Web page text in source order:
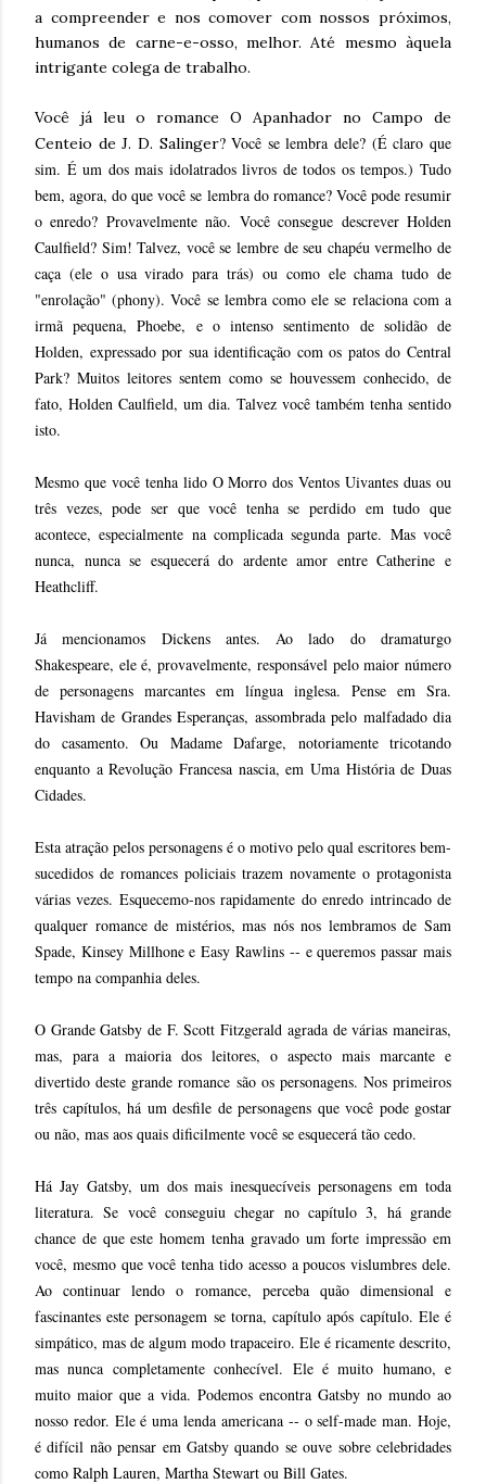
a compreender e nos comover com nossos próximos,
humanos de carne-e-osso, melhor. Até mesmo àquela
intrigante colega de trabalho.
Você já leu o romance O Apanhador no Campo de
Centeio de J. D. Salinger? Você se lembra dele? (É claro que
sim. É um dos mais idolatrados livros de todos os tempos.) Tudo
bem, agora, do que você se lembra do romance? Você pode resumir
o enredo? Provavelmente não. Você consegue descrever Holden
Caulfield? Sim! Talvez, você se lembre de seu chapéu vermelho de
caça (ele o usa virado para trás) ou como ele chama tudo de
"enrolação" (phony). Você se lembra como ele se relaciona com a
irmã pequena, Phoebe, e o intenso sentimento de solidão de
Holden, expressado por sua identificação com os patos do Central
Park? Muitos leitores sentem como se houvessem conhecido, de
fato, Holden Caulfield, um dia. Talvez você também tenha sentido
isto.
Mesmo que você tenha lido O Morro dos Ventos Uivantes duas ou
três vezes, pode ser que você tenha se perdido em tudo que
acontece, especialmente na complicada segunda parte. Mas você
nunca, nunca se esquecerá do ardente amor entre Catherine e
Heathcliff.
Já mencionamos Dickens antes. Ao lado do dramaturgo
Shakespeare, ele é, provavelmente, responsável pelo maior número
de personagens marcantes em língua inglesa. Pense em Sra.
Havisham de Grandes Esperanças, assombrada pelo malfadado dia
do casamento. Ou Madame Dafarge, notoriamente tricotando
enquanto a Revolução Francesa nascia, em Uma História de Duas
Cidades.
Esta atração pelos personagens é o motivo pelo qual escritores bem-
sucedidos de romances policiais trazem novamente o protagonista
várias vezes. Esquecemo-nos rapidamente do enredo intrincado de
qualquer romance de mistérios, mas nós nos lembramos de Sam
Spade, Kinsey Millhone e Easy Rawlins -- e queremos passar mais
tempo na companhia deles.
O Grande Gatsby de F. Scott Fitzgerald agrada de várias maneiras,
mas, para a maioria dos leitores, o aspecto mais marcante e
divertido deste grande romance são os personagens. Nos primeiros
três capítulos, há um desfile de personagens que você pode gostar
ou não, mas aos quais dificilmente você se esquecerá tão cedo.
Há Jay Gatsby, um dos mais inesquecíveis personagens em toda
literatura. Se você conseguiu chegar no capítulo 3, há grande
chance de que este homem tenha gravado um forte impressão em
você, mesmo que você tenha tido acesso a poucos vislumbres dele.
Ao continuar lendo o romance, perceba quão dimensional e
fascinantes este personagem se torna, capítulo após capítulo. Ele é
simpático, mas de algum modo trapaceiro. Ele é ricamente descrito,
mas nunca completamente conhecível. Ele é muito humano, e
muito maior que a vida. Podemos encontra Gatsby no mundo ao
nosso redor. Ele é uma lenda americana -- o self-made man. Hoje,
é difícil não pensar em Gatsby quando se ouve sobre celebridades
como Ralph Lauren, Martha Stewart ou Bill Gates.